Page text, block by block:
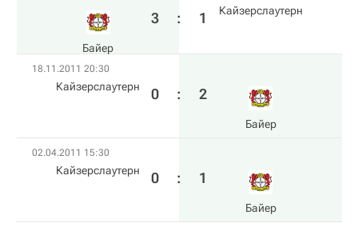
Байер
3 : 1 Кайзерслаутерн
18.11.2011 20:30
Кайзерслаутерн 0 : 2
Байер
02.04.2011 15:30
Кайзерслаутерн 0 : 1
Байер